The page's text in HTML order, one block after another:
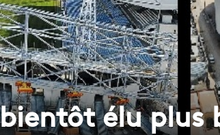
élu plus